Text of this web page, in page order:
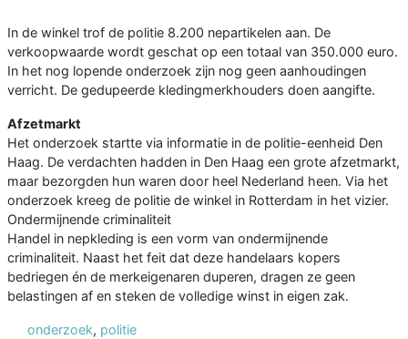
In de winkel trof de politie 8.200 nepartikelen aan. De
verkoopwaarde wordt geschat op een totaal van 350.000 euro.
In het nog lopende onderzoek zijn nog geen aanhoudingen
verricht. De gedupeerde kledingmerkhouders doen aangifte.
Afzetmarkt
Het onderzoek startte via informatie in de politie-eenheid Den
Haag. De verdachten hadden in Den Haag een grote afzetmarkt,
maar bezorgden hun waren door heel Nederland heen. Via het
onderzoek kreeg de politie de winkel in Rotterdam in het vizier.
Ondermijnende criminaliteit
Handel in nepkleding is een vorm van ondermijnende
criminaliteit. Naast het feit dat deze handelaars kopers
bedriegen én de merkeigenaren duperen, dragen ze geen
belastingen af en steken de volledige winst in eigen zak.
onderzoek, politie